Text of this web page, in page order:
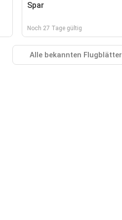
Spar
Noch 27 Tage gültig
Alle bekannten Flugblätter